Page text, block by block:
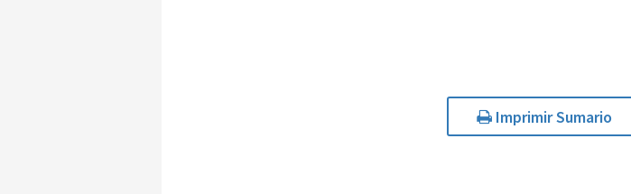
Imprimir Sumario